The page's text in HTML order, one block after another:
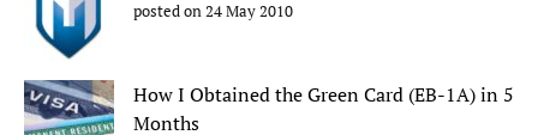
posted on 24 May 2010
How I Obtained the Green Card (EB-1A) in 5
Months